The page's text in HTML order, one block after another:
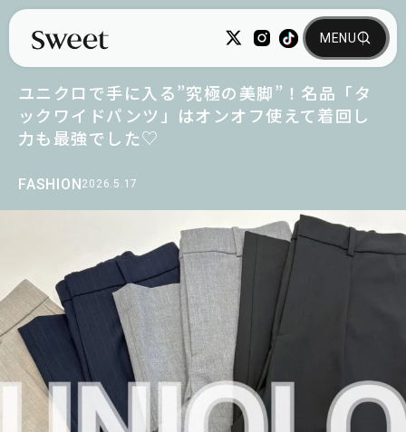
FASHION2026.5.17
ユニクロで手に入る”究極の美脚”！名品「タ
ックワイドパンツ」はオンオフ使えて着回し
力も最強でした♡